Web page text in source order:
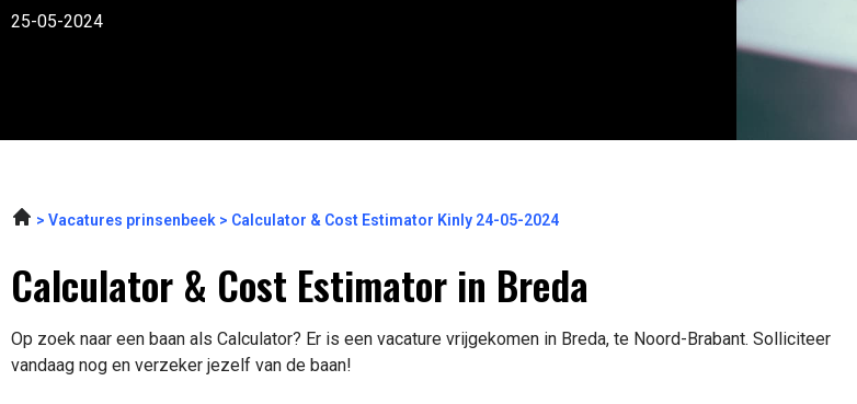
25-05-2024
Vacatures prinsenbeek Calculator & Cost Estimator Kinly 24-05-2024
Calculator & Cost Estimator in Breda
Op zoek naar een baan als Calculator? Er is een vacature vrijgekomen in Breda, te Noord-Brabant. Solliciteer
vandaag nog en verzeker jezelf van de baan!